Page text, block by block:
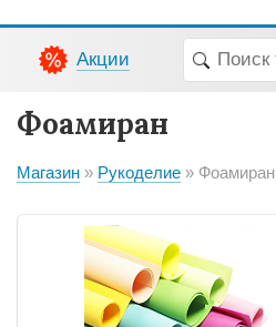
Акции
Фоамиран
Магазин Рукоделие Фоамиран